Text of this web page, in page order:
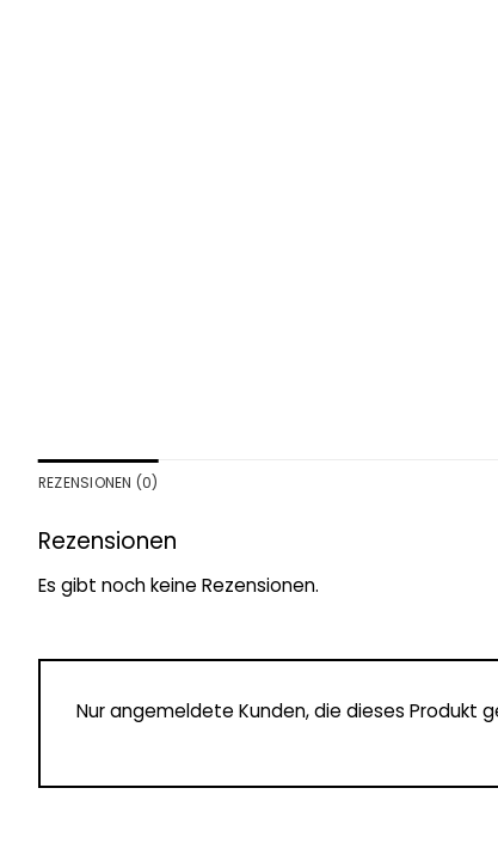
REZENSIONEN (0)
Rezensionen
Es gibt noch keine Rezensionen.
Nur angemeldete Kunden, die dieses Produkt